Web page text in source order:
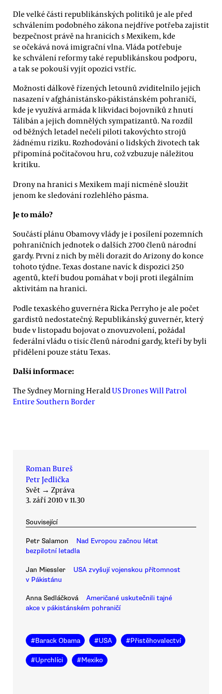
Dle velké části republikánských politiků je ale před
schválením podobného zákona nejdříve potřeba zajistit
bezpečnost právě na hranicích s Mexikem, kde
se očekává nová imigrační vlna. Vláda potřebuje
ke schválení reformy také republikánskou podporu,
a tak se pokouší vyjít opozici vstříc.
Možnosti dálkově řízených letounů zviditelnilo jejich
nasazení v afghánistánsko-pákistánském pohraničí,
kde je využívá armáda k likvidaci bojovníků z hnutí
Tálibán a jejich domnělých sympatizantů. Na rozdíl
od běžných letadel nečelí piloti takovýchto strojů
žádnému riziku. Rozhodování o lidských životech tak
připomíná počítačovou hru, což vzbuzuje náležitou
kritiku.
Drony na hranici s Mexikem mají nicméně sloužit
jenom ke sledování rozlehlého pásma.
Je to málo?
Součástí plánu Obamovy vlády je i posílení pozemních
pohraničních jednotek o dalších 2700 členů národní
gardy. První z nich by měli dorazit do Arizony do konce
tohoto týdne. Texas dostane navíc k dispozici 250
agentů, kteří budou pomáhat v boji proti ilegálním
aktivitám na hranici.
Podle texaského guvernéra Ricka Perryho je ale počet
gardistů nedostatečný. Republikánský guvernér, který
bude v listopadu bojovat o znovuzvolení, požádal
federální vládu o tisíc členů národní gardy, kteří by byli
přiděleni pouze státu Texas.
Další informace:
The Sydney Morning HeraldUS Drones Will Patrol
Entire Southern Border
Roman Bureš
Petr Jedlička
Svět → Zpráva
3. září 2010 v 11.30
Související
Petr Salamon
Nad Evropou začnou létat
bezpilotní letadla
Jan Miessler
USA zvyšují vojenskou přítomnost
v Pákistánu
Anna Sedláčková
Američané uskutečnili tajné
akce v pákistánském pohraničí
#Barack Obama #USA #Přistěhovalectví
#Uprchlíci #Mexiko